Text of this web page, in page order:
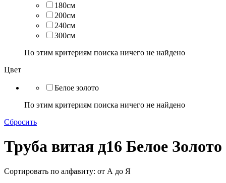
180см
200см
240см
300см
По этим критериям поиска ничего не найдено
Цвет
Белое золото
По этим критериям поиска ничего не найдено
Сбросить
Труба витая д16 Белое Золото
Сортировать по алфавиту: от А до Я